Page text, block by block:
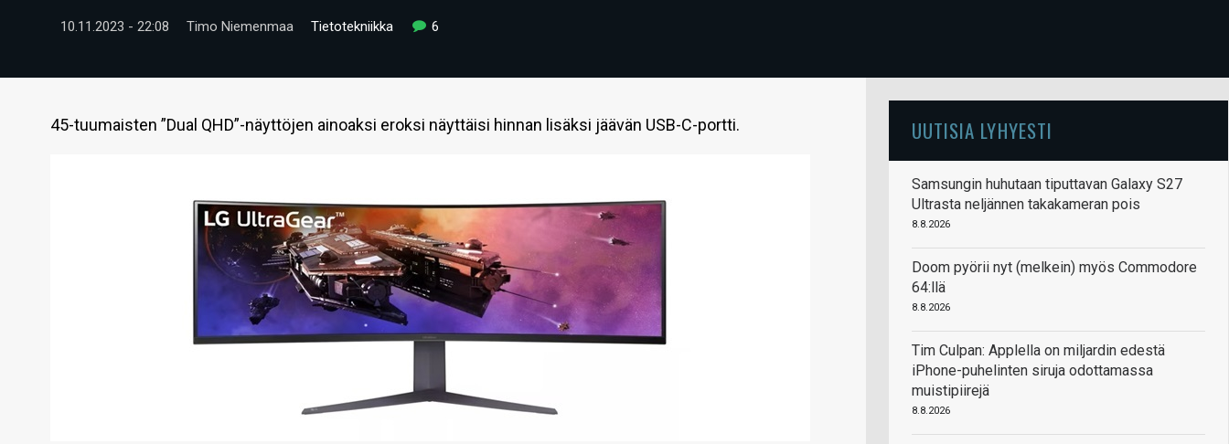
10.11.2023 - 22:08 Timo Niemenmaa Tietotekniikka 6
45-tuumaisten ”Dual QHD”-näyttöjen ainoaksi eroksi näyttäisi hinnan lisäksi jäävän USB-C-portti. UUTISIA LYHYESTI
Samsungin huhutaan tiputtavan Galaxy S27
Ultrasta neljännen takakameran pois
8.8.2026
Doom pyörii nyt (melkein) myös Commodore
64:llä
8.8.2026
Tim Culpan: Applella on miljardin edestä
iPhone-puhelinten siruja odottamassa
muistipiirejä
8.8.2026